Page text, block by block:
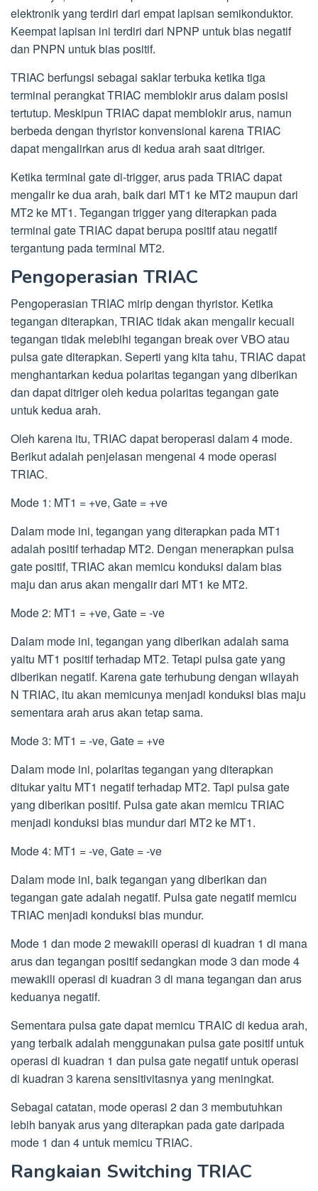
elektronik yang terdiri dari empat lapisan semikonduktor.
Keempat lapisan ini terdiri dari NPNP untuk bias negatif
dan PNPN untuk bias positif.
TRIAC berfungsi sebagai saklar terbuka ketika tiga
terminal perangkat TRIAC memblokir arus dalam posisi
tertutup. Meskipun TRIAC dapat memblokir arus, namun
berbeda dengan thyristor konvensional karena TRIAC
dapat mengalirkan arus di kedua arah saat ditriger.
Ketika terminal gate di-trigger, arus pada TRIAC dapat
mengalir ke dua arah, baik dari MT1 ke MT2 maupun dari
MT2 ke MT1. Tegangan trigger yang diterapkan pada
terminal gate TRIAC dapat berupa positif atau negatif
tergantung pada terminal MT2.
Pengoperasian TRIAC
Pengoperasian TRIAC mirip dengan thyristor. Ketika
tegangan diterapkan, TRIAC tidak akan mengalir kecuali
tegangan tidak melebihi tegangan break over VBO atau
pulsa gate diterapkan. Seperti yang kita tahu, TRIAC dapat
menghantarkan kedua polaritas tegangan yang diberikan
dan dapat ditriger oleh kedua polaritas tegangan gate
untuk kedua arah.
Oleh karena itu, TRIAC dapat beroperasi dalam 4 mode.
Berikut adalah penjelasan mengenai 4 mode operasi
TRIAC.
Mode 1: MT1 = +ve, Gate = +ve
Dalam mode ini, tegangan yang diterapkan pada MT1
adalah positif terhadap MT2. Dengan menerapkan pulsa
gate positif, TRIAC akan memicu konduksi dalam bias
maju dan arus akan mengalir dari MT1 ke MT2.
Mode 2: MT1 = +ve, Gate = -ve
Dalam mode ini, tegangan yang diberikan adalah sama
yaitu MT1 positif terhadap MT2. Tetapi pulsa gate yang
diberikan negatif. Karena gate terhubung dengan wilayah
N TRIAC, itu akan memicunya menjadi konduksi bias maju
sementara arah arus akan tetap sama.
Mode 3: MT1 = -ve, Gate = +ve
Dalam mode ini, polaritas tegangan yang diterapkan
ditukar yaitu MT1 negatif terhadap MT2. Tapi pulsa gate
yang diberikan positif. Pulsa gate akan memicu TRIAC
menjadi konduksi bias mundur dari MT2 ke MT1.
Mode 4: MT1 = -ve, Gate = -ve
Dalam mode ini, baik tegangan yang diberikan dan
tegangan gate adalah negatif. Pulsa gate negatif memicu
TRIAC menjadi konduksi bias mundur.
Mode 1 dan mode 2 mewakili operasi di kuadran 1 di mana
arus dan tegangan positif sedangkan mode 3 dan mode 4
mewakili operasi di kuadran 3 di mana tegangan dan arus
keduanya negatif.
Sementara pulsa gate dapat memicu TRAIC di kedua arah,
yang terbaik adalah menggunakan pulsa gate positif untuk
operasi di kuadran 1 dan pulsa gate negatif untuk operasi
di kuadran 3 karena sensitivitasnya yang meningkat.
Sebagai catatan, mode operasi 2 dan 3 membutuhkan
lebih banyak arus yang diterapkan pada gate daripada
mode 1 dan 4 untuk memicu TRIAC.
Rangkaian Switching TRIAC